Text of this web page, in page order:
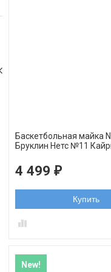
Баскетбольная майка
Бруклин Нетс №11
4 499 ₽
Купить
New!